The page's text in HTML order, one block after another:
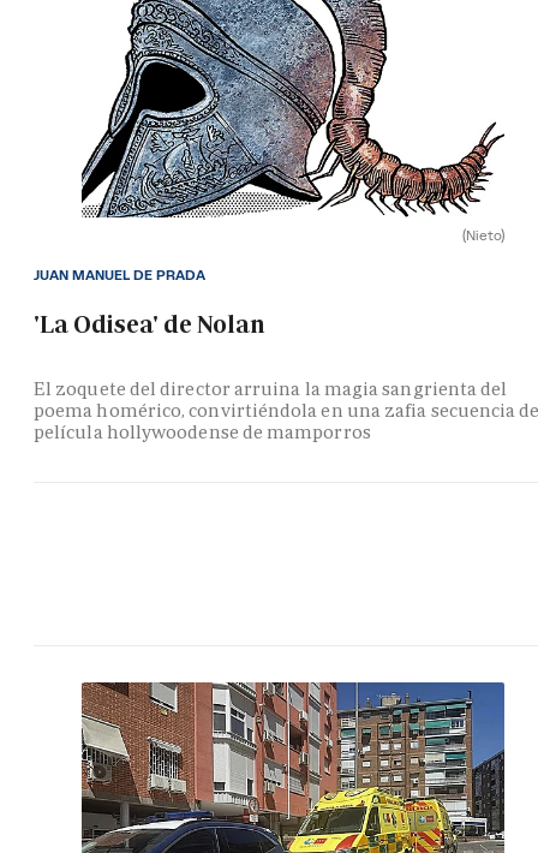
(Nieto)
'La Odisea' de Nolan
El zoquete del director arruina la magia sangrienta del
poema homérico, convirtiéndola en una zafia secuencia
película hollywoodense de mamporros
JUAN MANUEL DE PRADA